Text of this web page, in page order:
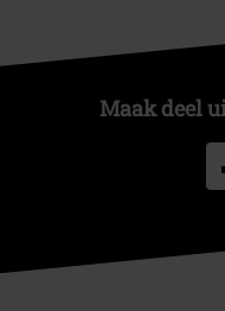
Maak deel